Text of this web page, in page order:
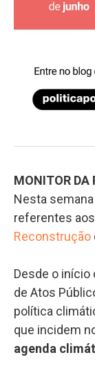
MONITOR DA
Nesta
referentes
Reconstrução
Desde o início
de Atos
política
que incidem
agenda